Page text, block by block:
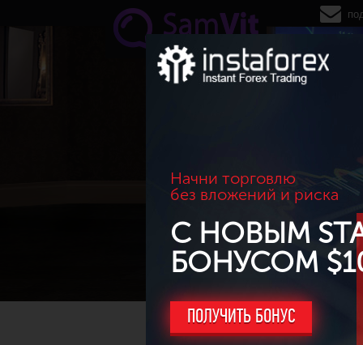
Перейти к основному содержанию
Начни торговлю
без вложений и риска
С НОВЫМ
БОНУСОМ
ПОЛУЧИТЬ БОНУС